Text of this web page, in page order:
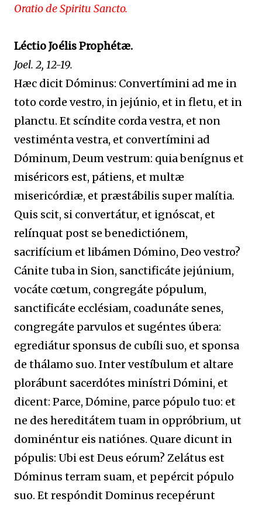
Oratio de Spiritu Sancto.
Léctio Joélis Prophétæ.
Joel. 2, 12-19.
Hæc dicit Dóminus: Convertímini ad me in
toto corde vestro, in jejúnio, et in fletu, et in
planctu. Et scíndite corda vestra, et non
vestiménta vestra, et convertímini ad
Dóminum, Deum vestrum: quia benígnus et
miséricors est, pátiens, et multæ
misericórdiæ, et præstábilis super malítia.
Quis scit, si convertátur, et ignóscat, et
relínquat post se benedictiónem,
sacrifícium et libámen Dómino, Deo vestro?
Cánite tuba in Sion, sanctificáte jejúnium,
vocáte cœtum, congregáte pópulum,
sanctificáte ecclésiam, coadunáte senes,
congregáte parvulos et sugéntes úbera:
egrediátur sponsus de cubíli suo, et sponsa
de thálamo suo. Inter vestíbulum et altare
plorábunt sacerdótes minístri Dómini, et
dicent: Parce, Dómine, parce pópulo tuo: et
ne des hereditátem tuam in oppróbrium, ut
dominéntur eis natiónes. Quare dicunt in
pópulis: Ubi est Deus eórum? Zelátus est
Dóminus terram suam, et pepércit pópulo
suo. Et respóndit Dominus recepérunt